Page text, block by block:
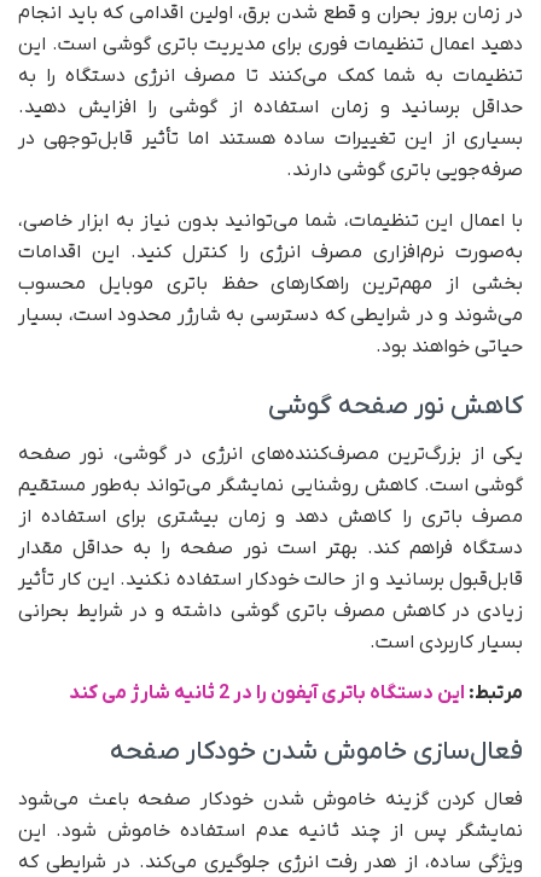
در زمان بروز بحران و قطع شدن برق، اولین اقدامی که باید انجام
دهید اعمال تنظیمات فوری برای مدیریت باتری گوشی است. این
تنظیمات به شما کمک می‌کنند تا مصرف انرژی دستگاه را به
حداقل برسانید و زمان استفاده از گوشی را افزایش دهید.
بسیاری از این تغییرات ساده هستند اما تأثیر قابل‌توجهی در
صرفه‌جویی باتری گوشی دارند.
با اعمال این تنظیمات، شما می‌توانید بدون نیاز به ابزار خاصی،
به‌صورت نرم‌افزاری مصرف انرژی را کنترل کنید. این اقدامات
بخشی از مهم‌ترین راهکارهای حفظ باتری موبایل محسوب
می‌شوند و در شرایطی که دسترسی به شارژر محدود است، بسیار
حیاتی خواهند بود.
کاهش نور صفحه گوشی
یکی از بزرگ‌ترین مصرف‌کننده‌های انرژی در گوشی، نور صفحه
گوشی است. کاهش روشنایی نمایشگر می‌تواند به‌طور مستقیم
مصرف باتری را کاهش دهد و زمان بیشتری برای استفاده از
دستگاه فراهم کند. بهتر است نور صفحه را به حداقل مقدار
قابل‌قبول برسانید و از حالت خودکار استفاده نکنید. این کار تأثیر
زیادی در کاهش مصرف باتری گوشی داشته و در شرایط بحرانی
بسیار کاربردی است.
مرتبط: این دستگاه باتری آیفون را در 2 ثانیه شارژ می کند
فعال‌سازی خاموش شدن خودکار صفحه
فعال کردن گزینه خاموش شدن خودکار صفحه باعث می‌شود
نمایشگر پس از چند ثانیه عدم استفاده خاموش شود. این
ویژگی ساده، از هدر رفت انرژی جلوگیری می‌کند. در شرایطی که